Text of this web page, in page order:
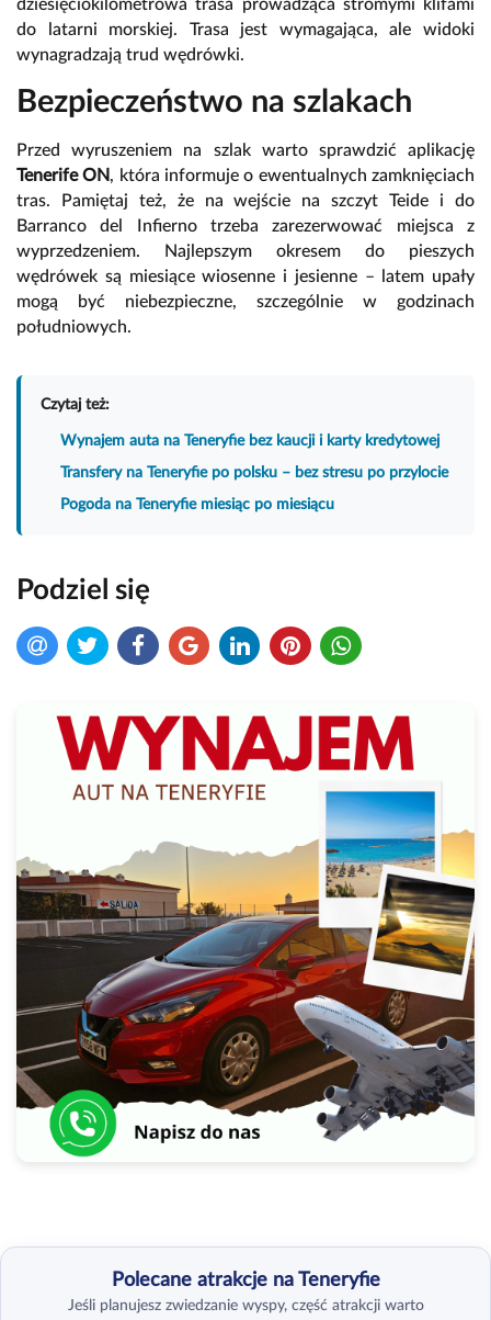
dziesięciokilometrowa trasa prowadząca stromymi klifami
do latarni morskiej. Trasa jest wymagająca, ale widoki
wynagradzają trud wędrówki.
Bezpieczeństwo na szlakach
Przed wyruszeniem na szlak warto sprawdzić aplikację
Tenerife ON, która informuje o ewentualnych zamknięciach
tras. Pamiętaj też, że na wejście na szczyt Teide i do
Barranco del Infierno trzeba zarezerwować miejsca z
wyprzedzeniem. Najlepszym okresem do pieszych
wędrówek są miesiące wiosenne i jesienne – latem upały
mogą być niebezpieczne, szczególnie w godzinach
południowych.
Czytaj też:
Wynajem auta na Teneryfie bez kaucji i karty kredytowej
Transfery na Teneryfie po polsku – bez stresu po przylocie
Pogoda na Teneryfie miesiąc po miesiącu
Podziel się
Polecane atrakcje na Teneryfie
Jeśli planujesz zwiedzanie wyspy, część atrakcji warto